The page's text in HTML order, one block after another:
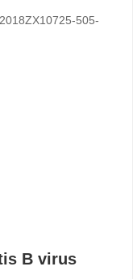
505-
B virus